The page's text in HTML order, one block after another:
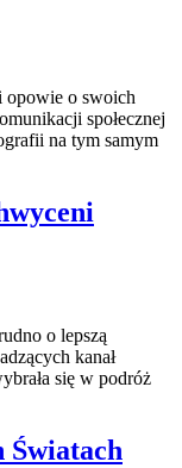
o swoich
społecznej
na tym samym
o lepszą
kanał
się w podróż
Światach